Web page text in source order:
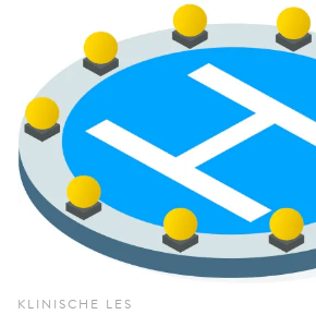
KLINISCHE LES